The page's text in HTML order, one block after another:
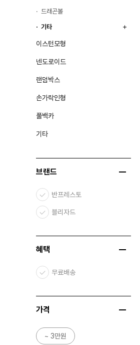
드래곤볼
기타
이스턴모형
넨도로이드
랜덤박스
손가락인형
풀백카
기타
브랜드
반프레스토
블리자드
혜택
무료배송
가격
~ 3만원
월드 콜렉
[괴수 8호] 월드 콜렉터블 피